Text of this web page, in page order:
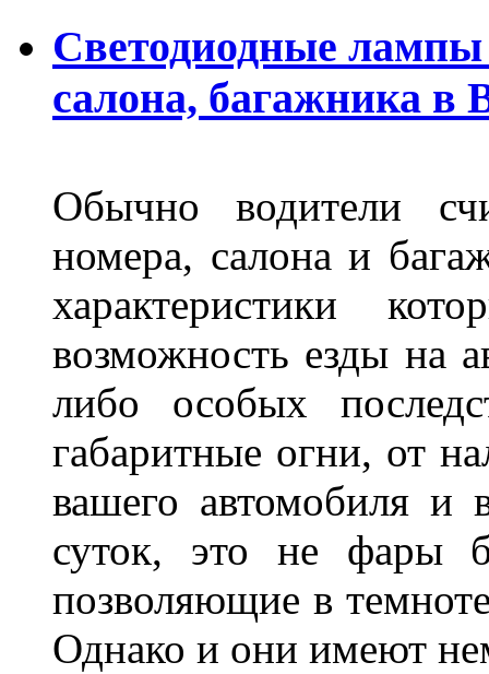
Светодиодные лампы
салона, багажника в
Обычно водители
номера, салона и
характеристики
возможность езды на
либо особых
габаритные огни, от
вашего автомобиля и
суток, это не фары
позволяющие в
Однако и они имеют